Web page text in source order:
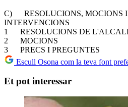
C) RESOLUCIONS, MOCIONS I
INTERVENCIONS
1 RESOLUCIONS DE
2 MOCIONS
3 PRECS I PREGUNTES
Escull Osona com la teva font
Et pot interessar